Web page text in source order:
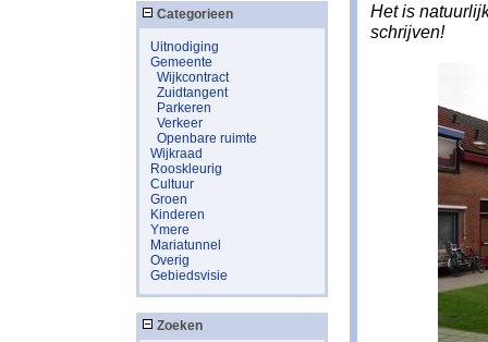
Categorieen
Uitnodiging
Gemeente
Wijkcontract
Zuidtangent
Parkeren
Verkeer
Openbare ruimte
Wijkraad
Rooskleurig
Cultuur
Groen
Kinderen
Ymere
Mariatunnel
Overig
Gebiedsvisie
Zoeken
Het is
schrijven!